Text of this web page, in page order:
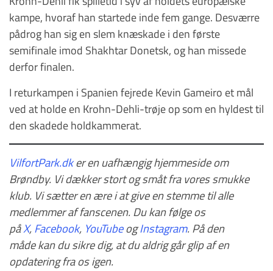
kampe, hvoraf han startede inde fem gange. Desværre
pådrog han sig en slem knæskade i den første
semifinale imod Shakhtar Donetsk, og han missede
derfor finalen.
I returkampen i Spanien fejrede Kevin Gameiro et mål
ved at holde en Krohn-Dehli-trøje op som en hyldest til
den skadede holdkammerat.
VilfortPark.dker en uafhængig hjemmeside om
Brøndby. Vi dækker stort og småt fra vores smukke
klub. Vi sætter en ære i at give en stemme til alle
medlemmer af fanscenen. Du kan følge os
påX,Facebook, YouTubeogInstagram. På den
mådekan dusikre dig, at du aldrig går glip af en
opdatering fra os igen.